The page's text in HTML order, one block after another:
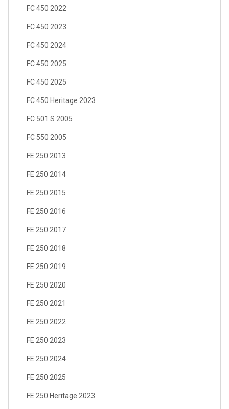
FC 450 2022
FC 450 2023
FC 450 2024
FC 450 2025
FC 450 2025
FC 450 Heritage 2023
FC 501 S 2005
FC 550 2005
FE 250 2013
FE 250 2014
FE 250 2015
FE 250 2016
FE 250 2017
FE 250 2018
FE 250 2019
FE 250 2020
FE 250 2021
FE 250 2022
FE 250 2023
FE 250 2024
FE 250 2025
FE 250 Heritage 2023